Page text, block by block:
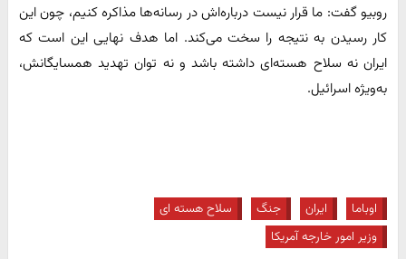
روبیو گفت: ما قرار نیست درباره‌اش در رسانه‌ها مذاکره کنیم، چون این
کار رسیدن به نتیجه را سخت می‌کند. اما هدف نهایی این است که
ایران نه سلاح هسته‌ای داشته باشد و نه توان تهدید همسایگانش،
به‌ویژه اسرائیل.
اوباما ایران جنگ
سلاح هسته ای
وزیر امور خارجه آمریکا